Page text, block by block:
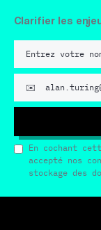
Clarifier les
En cochant
accepté nos
stockage des